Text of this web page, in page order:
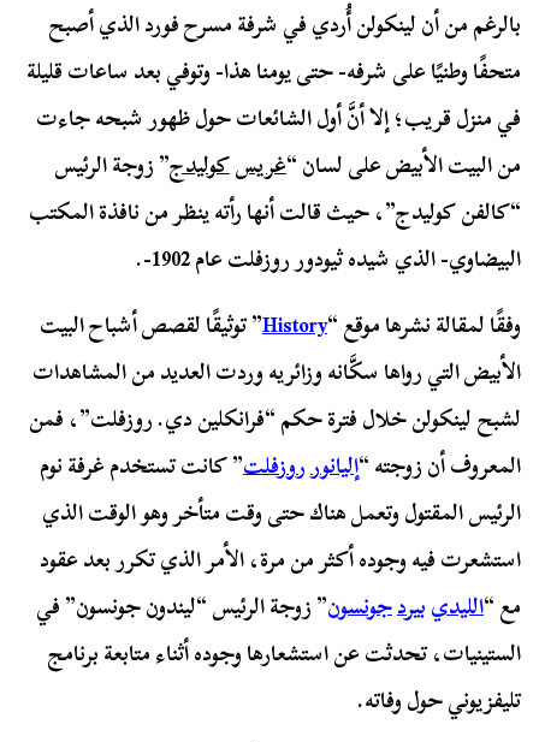
بالرغم من أن لينكولن أُردي في شرفة مسرح فورد الذي أصبح
متحفًا وطنيًا على شرفه- حتى يومنا هذا- وتوفي بعد ساعات قليلة
في منزل قريب؛ إلا أنَّ أول الشائعات حول ظهور شبحه جاءت
من البيت الأبيض على لسان “غريسكوليدج” زوجة الرئيس
“كالفن كوليدج”، حيث قالت أنها رأته ينظر من نافذة المكتب
البيضاوي- الذي شيده ثيودور روزفلت عام 1902-.
وفقًا لمقالة نشرها موقع “History” توثيقًا لقصص أشباح البيت
الأبيض التي رواها سكَّانه وزائريه وردت العديد من المشاهدات
لشبح لينكولن خلال فترة حكم “فرانكلين دي. روزفلت”، فمن
المعروف أن زوجته “إليانورروزفلت” كانت تستخدم غرفة نوم
الرئيس المقتول وتعمل هناك حتى وقت متأخر وهو الوقت الذي
استشعرت فيه وجوده أكثر من مرة، الأمر الذي تكرر بعد عقود
مع “الليديبيردجونسون” زوجة الرئيس “ليندون جونسون” في
الستينيات، تحدثت عن استشعارها وجوده أثناء متابعة برنامج
تليفزيوني حول وفاته.